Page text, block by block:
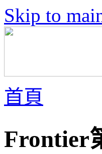
Skip to
首頁
Frontier